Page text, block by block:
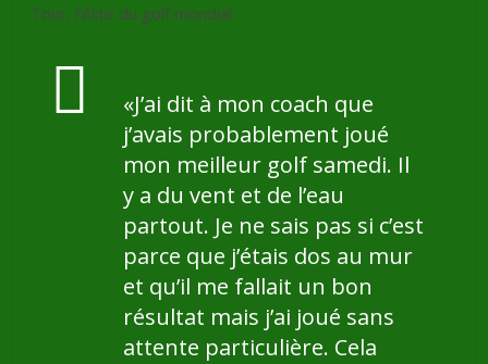
Tour, l’élite du golf mondial.
«J’ai dit à mon coach que
j’avais probablement joué
mon meilleur golf samedi. Il
y a du vent et de l’eau
partout. Je ne sais pas si c’est
parce que j’étais dos au mur
et qu’il me fallait un bon
résultat mais j’ai joué sans
attente particulière. Cela